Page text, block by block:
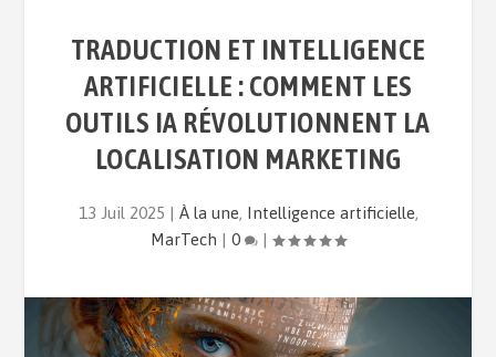
TRADUCTION ET INTELLIGENCE
ARTIFICIELLE : COMMENT LES
OUTILS IA RÉVOLUTIONNENT LA
LOCALISATION MARKETING
13 Juil 2025 | À la une, Intelligence artificielle,
MarTech | 0 |